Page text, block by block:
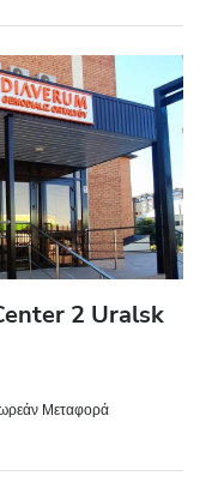
2 Uralsk
Μεταφορά